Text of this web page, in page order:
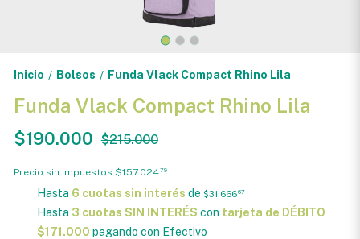
Inicio / Bolsos / Funda Vlack Compact Rhino Lila
Funda Vlack Compact Rhino Lila
$190.000 $215.000
Precio sin impuestos $157.02479
Hasta 6 cuotas sin interés de $31.66667
Hasta 3 cuotas SIN INTERÉS con tarjeta de DÉBITO
$171.000 pagando con Efectivo